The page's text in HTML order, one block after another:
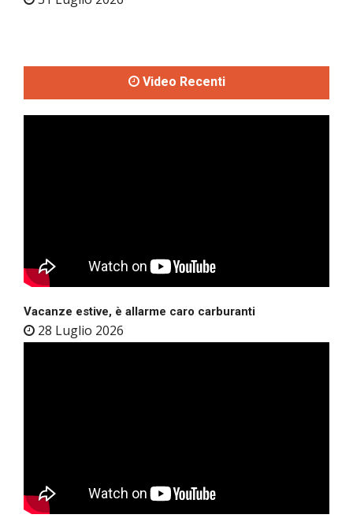
Video Recenti
Vacanze estive, è allarme caro carburanti
28 Luglio 2026